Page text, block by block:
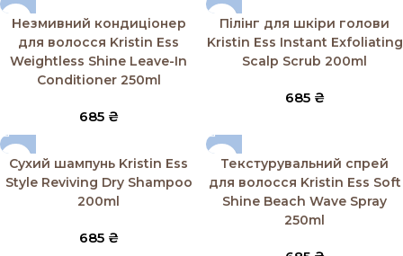
Незмивний кондиціонер
для волосся Kristin Ess
Weightless Shine Leave-In
Conditioner 250ml
685 ₴
Пілінг для шкіри голови
Kristin Ess Instant Exfoliating
Scalp Scrub 200ml
685 ₴
Сухий шампунь Kristin Ess
Style Reviving Dry Shampoo
200ml
685 ₴
Текстурувальний спрей
для волосся Kristin Ess Soft
Shine Beach Wave Spray
250ml